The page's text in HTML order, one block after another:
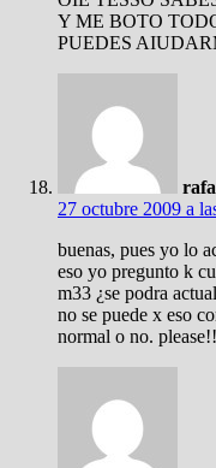
Y ME BOTO
PUEDES
27 octubre 2009 a
buenas, pues yo lo
eso yo pregunto k
m33 ¿se podra
no se puede x eso
normal o no.